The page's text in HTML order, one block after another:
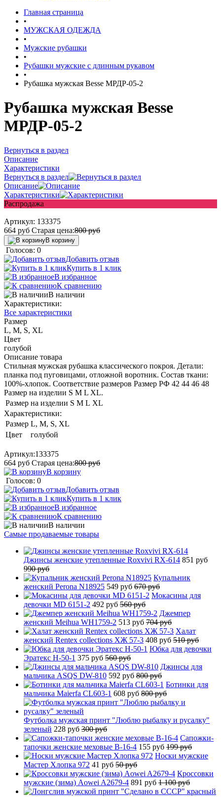
Главная страница
•
МУЖСКАЯ ОДЕЖДА
•
Мужские рубашки
•
Рубашки мужские с длинным рукавом
•
Рубашка мужская Besse МРДР-05-2
Рубашка мужская Besse
МРДР-05-2
Вернуться в раздел
Описание
Характеристики
Вернуться в раздел
Описание
Характеристики
Распродажа
Артикул: 133375
664 руб Старая цена:800руб
В корзину
Голосов: 0
Добавить отзыв
Купить в 1 клик
В избранное
К сравнению
В наличии
Характеристики:
Все характеристики
Размер
L, M, S, XL
Цвет
голубой
Описание товара
Стильная мужская рубашка классического покроя. Детали:
планка под пуговицами, отложной воротник. Состав ткани:
100%-хлопок. Соответствие размеров Размер РФ 42 44 46 48
Размер на изделии S M L XL.
Размер на изделии S M L XL
Характеристики:
Размер L, M, S, XL
Цвет
голубой
Артикул:133375
664 руб Старая цена:800руб
В корзину
Голосов: 0
Добавить отзыв
Купить в 1 клик
В избранное
К сравнению
В наличии
Самые продаваемые товары
Джинсы женские утепленные Roxvivi RX-614 851 руб
990 руб
Купальник
женский Perona N18925 549 руб 670 руб
Мокасины для
девочки MD 6151-2 492 руб 560 руб
Джемпер
женский Meihua WH1759-2 513 руб 704 руб
Халат
женский Rentex collections ХЖ 57-3 408 руб 510 руб
Юбка для девочки
Эратекс H-50-1 375 руб 560 руб
Джинсы для
мальчика ASQS DW-810 592 руб 800 руб
Ботинки для
мальчика Maierfa CL603-1 608 руб 800 руб
Футболка мужская принт "Люблю рыбалку и русалку"
зеленый 228 руб 300 руб
Сапожки-
тапочки женские меховые B-16-4 155 руб 199 руб
Носки мужские
Мастер Хлопка 972 41 руб 50 руб
Кроссовки
мужские (зима) Aowei A2679-4 891 руб 1 100 руб